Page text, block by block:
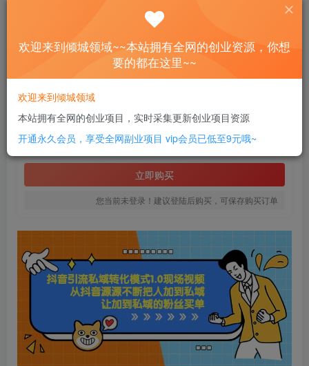
私信
此内容为付费资源，请付费后查看
￥20
SVIP全站会员免费
立即购买
您当前未登录！建议登陆后购买，可保存购买订单
付费资源
欢迎来到倾城领域~~本站拥有全网的创业资源，你想
要的都在这里~~
欢迎来到倾城领域
本站拥有全网的创业项目，实时采集更新创业项目资源
开通永久会员，享受全网副业项目 vip会员已低至9元哦~